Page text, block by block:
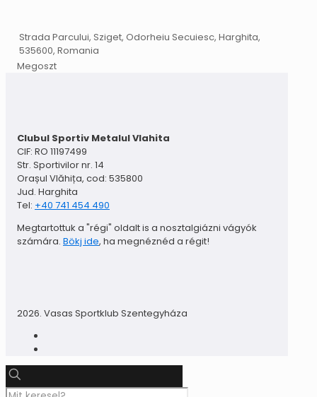
Strada Parcului, Sziget, Odorheiu Secuiesc, Harghita,
535600, Romania
Megoszt
Clubul Sportiv Metalul Vlahita
CIF: RO 11197499
Str. Sportivilor nr. 14
Orașul Vlăhița, cod: 535800
Jud. Harghita
Tel: +40 741 454 490
Megtartottuk a "régi" oldalt is a nosztalgiázni vágyók
számára. Bökj ide, ha megnéznéd a régit!
2026. Vasas Sportklub Szentegyháza